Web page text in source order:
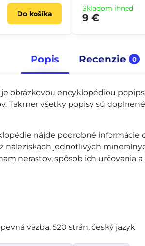
Popis Recenzie 0
je obrázkovou encyklopédiou
Takmer všetky popisy sú
nájde podrobné informácie
náleziskách jednotlivých
nerastov, spôsob ich určovania a
väzba, 520 strán, český jazyk
Do košíka
Skladom ihneď
9 €